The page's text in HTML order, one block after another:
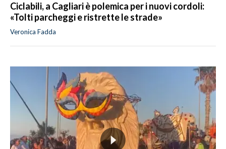
Ciclabili, a Cagliari è polemica per i nuovi cordoli:
«Tolti parcheggi e ristrette le strade»
Veronica Fadda